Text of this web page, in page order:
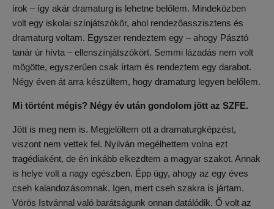
írok – így akár dramaturg is lehetne belőlem. Mindeközben
volt egy iskolai színjátszókör, ahol rendezőasszisztens és
dramaturg voltam. Egyszer rendeztem egy – ahogy Pásztó
tanár úr hívta – ellenszínjátszókört. Semmi lázadás nem volt
mögötte, egyszerűen csak írtam és rendeztem egy darabot.
Négy éven át arra készültem, hogy dramaturg legyen belőlem.
Mi történt mégis? Négy év után gondolom jött az SZFE.
Jött is meg nem is. Megjelöltem ott a dramaturgképzést,
viszont nem vettek fel. Nyilván megélhettem volna ezt
tragédiaként, de én inkább elkezdtem a magyar szakot. Annak
is helye volt a nagy egészben. Épp úgy, ahogy az egy éves
cseh kalandozásomnak. Igen, mert cseh szakra is jártam.
Vörös Istvánnal való barátságunk onnan datálódik. Ő volt az